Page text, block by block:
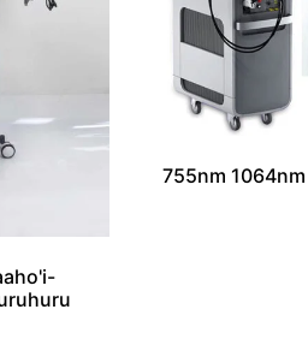
755nm 1064nm